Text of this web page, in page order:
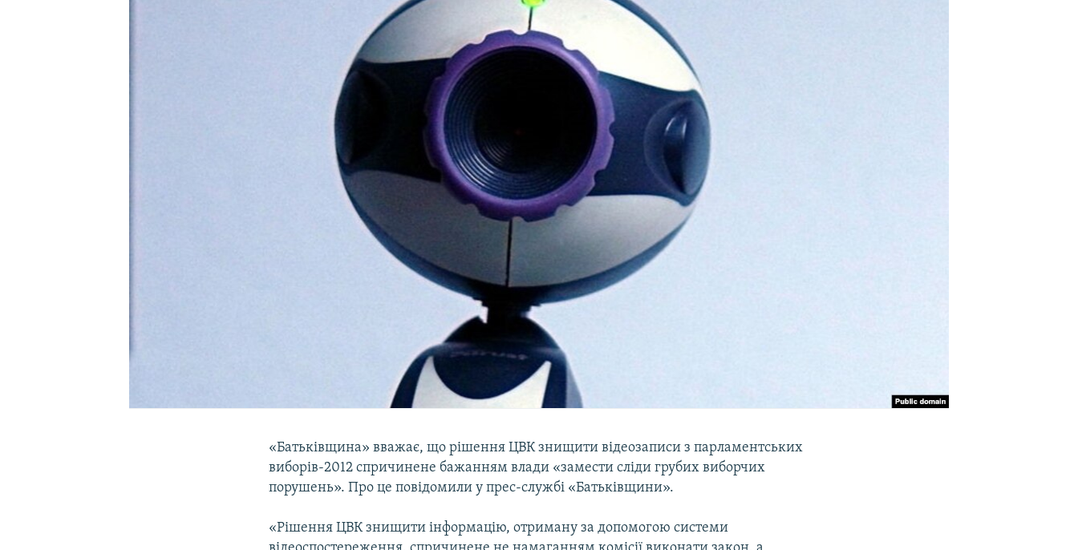
«Батьківщина» вважає, що рішення ЦВК знищити відеозаписи з парламентських
виборів-2012 спричинене бажанням влади «замести сліди грубих виборчих
порушень». Про це повідомили у прес-службі «Батьківщини».
«Рішення ЦВК знищити інформацію, отриману за допомогою системи